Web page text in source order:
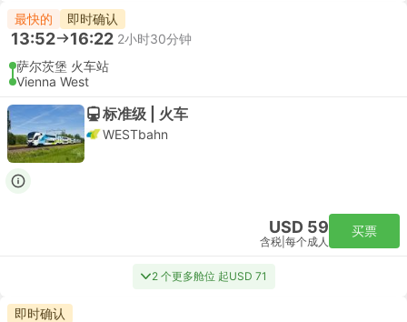
最快的 即时确认
13:52 16:22 2小时30分钟
萨尔茨堡 火车站
Vienna West
标准级 | 火车
WESTbahn
USD 59
含税 每个成人
买票
2 个更多舱位 起USD 71
即时确认